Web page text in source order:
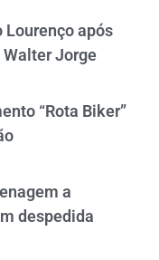
Lourenço após
Jorge
“Rota Biker”
a
despedida